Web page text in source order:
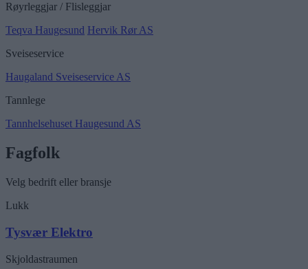
Røyrleggjar / Flisleggjar
Teqva Haugesund Hervik Rør AS
Sveiseservice
Haugaland Sveiseservice AS
Tannlege
Tannhelsehuset Haugesund AS
Fagfolk
Velg bedrift eller bransje
Lukk
Tysvær Elektro
Skjoldastraumen